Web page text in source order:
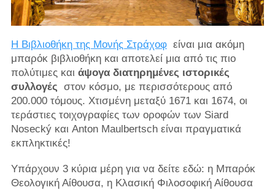
Η Βιβλιοθήκη της Μονής Στράχοφείναι μια ακόμη
μπαρόκ βιβλιοθήκη και αποτελεί μια από τις πιο
πολύτιμες και άψογα διατηρημένες ιστορικές
συλλογές στον κόσμο, με περισσότερους από
200.000 τόμους. Χτισμένη μεταξύ 1671 και 1674, οι
τεράστιες τοιχογραφίες των οροφών των Siard
Nosecký και Anton Maulbertsch είναι πραγματικά
εκπληκτικές!
Υπάρχουν 3 κύρια μέρη για να δείτε εδώ: η Μπαρόκ
Θεολογική Αίθουσα, η Κλασική Φιλοσοφική Αίθουσα